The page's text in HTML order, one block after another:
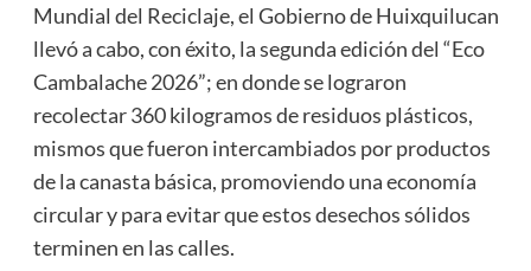
Mundial del Reciclaje, el Gobierno de Huixquilucan
llevó a cabo, con éxito, la segunda edición del “Eco
Cambalache 2026”; en donde se lograron
recolectar 360 kilogramos de residuos plásticos,
mismos que fueron intercambiados por productos
de la canasta básica, promoviendo una economía
circular y para evitar que estos desechos sólidos
terminen en las calles.